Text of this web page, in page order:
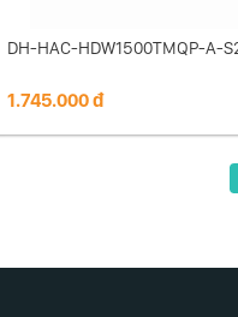
DH-HAC-HDW1500TMQP-A-
1.745.000 đ